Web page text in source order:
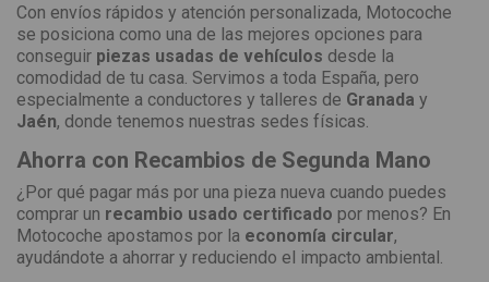
Con envíos rápidos y atención personalizada, Motocoche
se posiciona como una de las mejores opciones para
conseguir piezas usadas de vehículos desde la
comodidad de tu casa. Servimos a toda España, pero
especialmente a conductores y talleres de Granada y
Jaén, donde tenemos nuestras sedes físicas.
Ahorra con Recambios de Segunda Mano
¿Por qué pagar más por una pieza nueva cuando puedes
comprar un recambio usado certificado por menos? En
Motocoche apostamos por la economía circular,
ayudándote a ahorrar y reduciendo el impacto ambiental.